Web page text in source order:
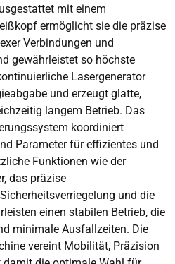
mit einem
ermöglicht sie die präzise
Verbindungen und
gewährleistet so höchste
Lasergenerator
und erzeugt glatte,
langem Betrieb. Das
koordiniert
Parameter für effizientes und
Funktionen wie der
das präzise
und die
einen stabilen Betrieb, die
minimale Ausfallzeiten. Die
vereint Mobilität, Präzision